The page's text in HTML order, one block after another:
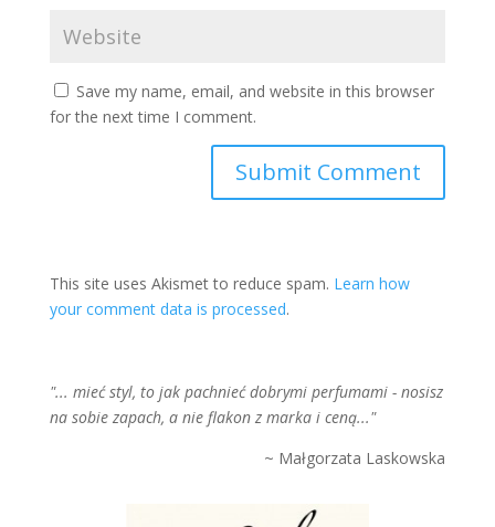
Save my name, email, and website in this browser
for the next time I comment.
This site uses Akismet to reduce spam. Learn how
your comment data is processed.
"... mieć styl, to jak pachnieć dobrymi perfumami - nosisz
na sobie zapach, a nie flakon z marka i ceną..."
~ Małgorzata Laskowska